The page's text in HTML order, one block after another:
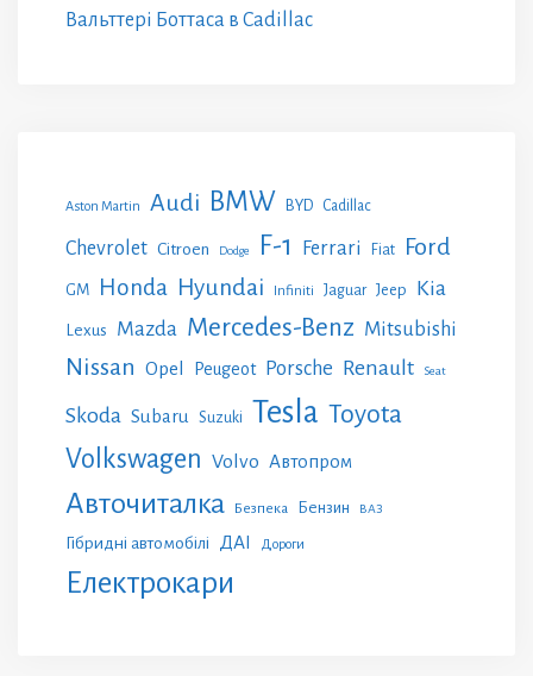
Вальттері Боттаса в Cadillac
Aston Martin Audi BMW BYD Cadillac
Chevrolet Citroen Dodge F-1 Ferrari Fiat Ford
GM Honda Hyundai Infiniti Jaguar Jeep Kia
Lexus Mazda Mercedes-Benz Mitsubishi
Nissan Opel Peugeot Porsche Renault Seat
Skoda Subaru Suzuki Tesla Toyota
Volkswagen Volvo Автопром
Авточиталка Безпека Бензин ВАЗ
Гібридні автомобілі ДАІ Дороги
Електрокари